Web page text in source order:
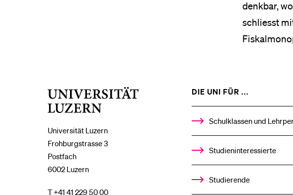
denkbar,
schliesst
Universität Luzern
Frohburgstrasse 3
Postfach
6002 Luzern
T +41 41 229 50 00
DIE UNI FÜR ...
%1$S
Schulklassen und
Studieninteressierte
Studierende